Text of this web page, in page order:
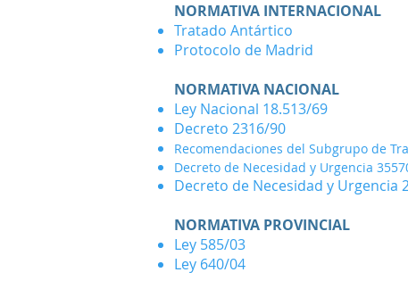
NORMATIVA INTERNACIONAL
Tratado Antártico
Protocolo de Madrid
NORMATIVA NACIONAL
Ley Nacional 18.513/69
Decreto 2316/90
Recomendaciones del Subgrupo de
Decreto de Necesidad y Urgencia
Decreto de Necesidad y Urgencia
NORMATIVA PROVINCIAL
Ley 585/03
Ley 640/04